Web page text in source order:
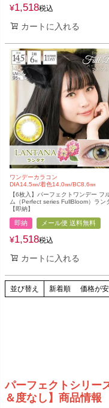
¥1,518税込
カートに入れる
ワンデーカラコン
DIA14.5㎜/着色14.0㎜/BC8.6㎜
【6枚入】パーフェクトワンデー フ
ム（Perfect series FullBloom）ラン
【即納】
即納 メール便 送料無料
¥1,518税込
カートに入れる
並び替え 新着順 価格が
パーフェクトシリー
＆度なし】商品情報